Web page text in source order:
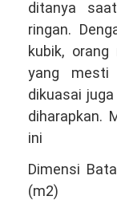
ditanya
ringan.
kubik,
yang mesti
dikuasai
diharapkan.
ini
Dimensi
(m2)